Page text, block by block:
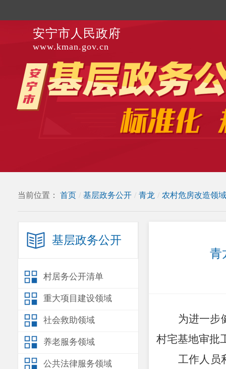
安宁市人民政府
www.kman.gov.cn
当前位置： 首页 / 基层政务公开 / 青龙 / 农村危房改造领域
基层政务公开
村居务公开清单
重大项目建设领域
社会救助领域
养老服务领域
公共法律服务领域
青
为进一步
村宅基地审批
工作人员